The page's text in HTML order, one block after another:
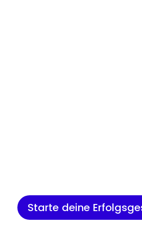
Starte deine